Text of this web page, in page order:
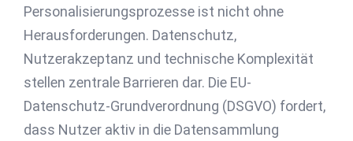
Personalisierungsprozesse ist nicht ohne
Herausforderungen. Datenschutz,
Nutzerakzeptanz und technische Komplexität
stellen zentrale Barrieren dar. Die EU-
Datenschutz-Grundverordnung (DSGVO) fordert,
dass Nutzer aktiv in die Datensammlung